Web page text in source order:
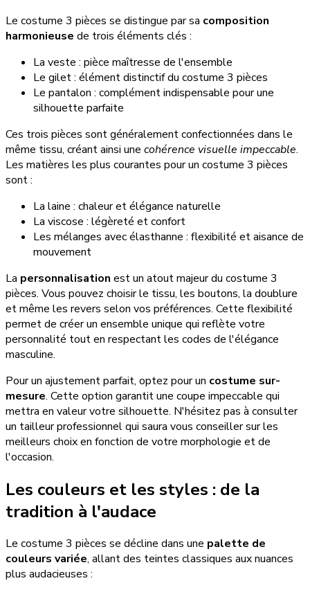
Le costume 3 pièces se distingue par sa composition
harmonieuse de trois éléments clés :
La veste : pièce maîtresse de l'ensemble
Le gilet : élément distinctif du costume 3 pièces
Le pantalon : complément indispensable pour une
silhouette parfaite
Ces trois pièces sont généralement confectionnées dans le
même tissu, créant ainsi une cohérence visuelle impeccable.
Les matières les plus courantes pour un costume 3 pièces
sont :
La laine : chaleur et élégance naturelle
La viscose : légèreté et confort
Les mélanges avec élasthanne : flexibilité et aisance de
mouvement
La personnalisation est un atout majeur du costume 3
pièces. Vous pouvez choisir le tissu, les boutons, la doublure
et même les revers selon vos préférences. Cette flexibilité
permet de créer un ensemble unique qui reflète votre
personnalité tout en respectant les codes de l'élégance
masculine.
Pour un ajustement parfait, optez pour un costume sur-
mesure. Cette option garantit une coupe impeccable qui
mettra en valeur votre silhouette. N'hésitez pas à consulter
un tailleur professionnel qui saura vous conseiller sur les
meilleurs choix en fonction de votre morphologie et de
l'occasion.
Les couleurs et les styles : de la
tradition à l'audace
Le costume 3 pièces se décline dans une palette de
couleurs variée, allant des teintes classiques aux nuances
plus audacieuses :